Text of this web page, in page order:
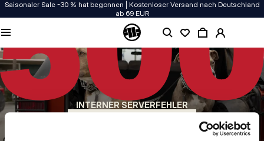
Saisonaler Sale -30 % hat begonnen | Kostenloser Versand nach Deutschland
ab 69 EUR
INTERNER SERVERFEHLER
QUALITÄT HAT BEI UNS PRIORITÄT
Unsere Kleidung wird mit Leidenschaft produziert. Bei Haltbarkeit, Langlebigkeit
der Materialien und Details machen wir keine Kompromisse.
US ORIGIN
Unsere Wurzeln reichen zurück ins San Diego der frühen 90er. Unser Stil ist roh,
authentisch und kompromisslos.
Unsere Kollektionen tragen Sportler, Kämpfer und eigensinnige Individualisten